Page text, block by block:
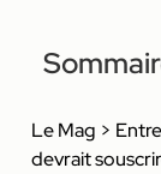
Le Mag >
devrait